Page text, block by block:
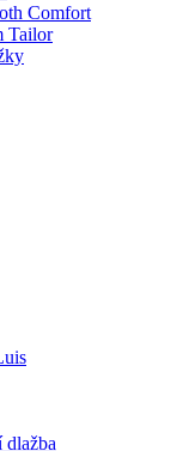
Comfort
Tailor
dlažba